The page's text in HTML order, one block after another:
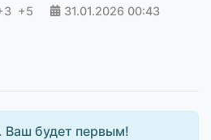
+5 31.01.2026 00:43
Ваш будет первым!